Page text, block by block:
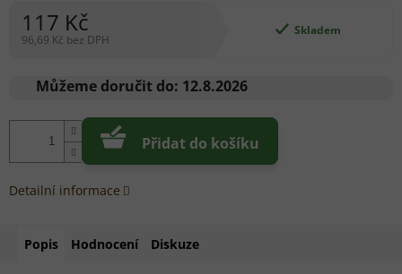
117 Kč
96,69 Kč bez DPH
cena:
Skladem
Můžeme doručit do: 12.8.2026
Přidat do košíku
Detailní informace
Popis Hodnocení Diskuze